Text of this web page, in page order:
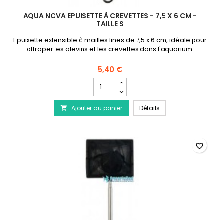
AQUA NOVA EPUISETTE À CREVETTES - 7,5 X 6 CM -
TAILLE S
Epuisette extensible à mailles fines de 7,5 x 6 cm, idéale pour
attraper les alevins et les crevettes dans l'aquarium.
5,40 €
quantité
du
produit
AQUA
crevettes
-
7,5
x
 Ajouter au panier Détails
favorite_border